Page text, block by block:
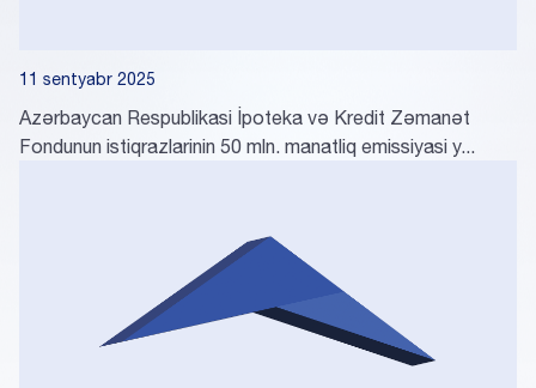
11 sentyabr 2025
Azərbaycan Respublikasi İpoteka və Kredit Zəmanət
Fondunun istiqrazlarinin 50 mln. manatliq emissiyasi y...